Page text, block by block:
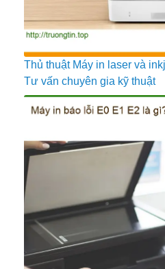
Thủ thuật Máy in laser và
Tư vấn chuyên gia kỹ thuật